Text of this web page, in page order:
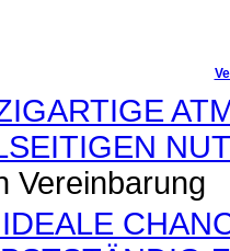
Vereinbarung